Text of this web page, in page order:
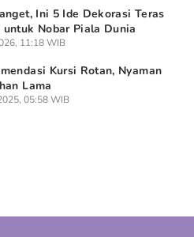
Ini 5 Ide Dekorasi Teras
untuk Nobar Piala Dunia
11:18 WIB
Kursi Rotan, Nyaman
Lama
05:58 WIB